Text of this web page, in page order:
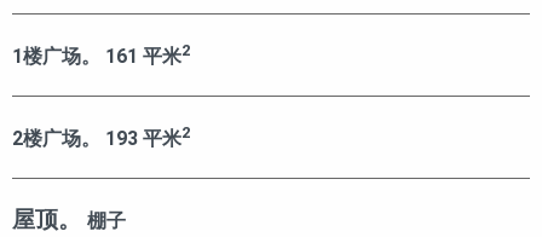
1楼广场。 161 平米2
2楼广场。 193 平米2
屋顶。 棚子